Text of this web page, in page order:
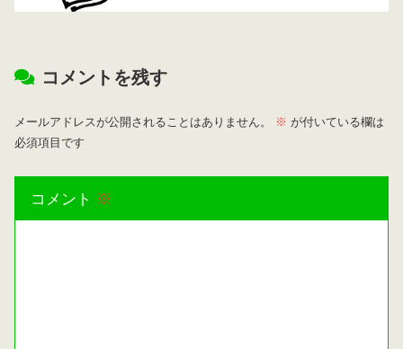
コメントを残す
メールアドレスが公開されることはありません。 ※ が付いている欄は
必須項目です
コメント ※